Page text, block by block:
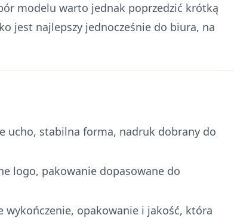
modelu warto jednak poprzedzić krótką
jest najlepszy jednocześnie do biura, na
ucho, stabilna forma, nadruk dobrany do
logo, pakowanie dopasowane do
wykończenie, opakowanie i jakość, która